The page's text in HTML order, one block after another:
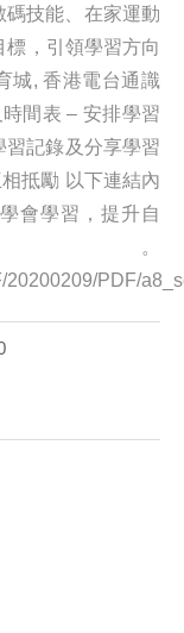
技能、在家運動
標，引領學習方向
城, 香港電台通識
間表 – 安排學習
習記錄及分享學習
抵勵 以下連結內
會學習，提升自
20200209/PDF/